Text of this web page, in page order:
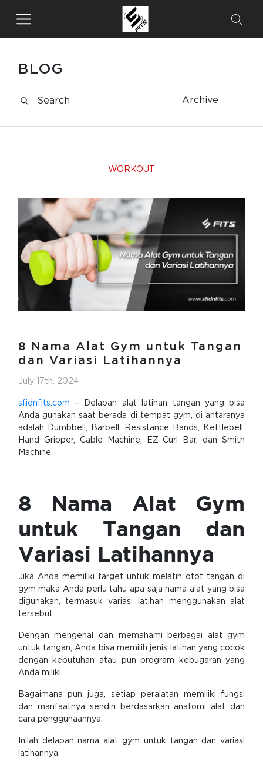
BLOG
Archive
WORKOUT
8 Nama Alat Gym untuk Tangan
dan Variasi Latihannya
July 17th, 2024
sfidnfits.com – Delapan alat latihan tangan yang bisa
Anda gunakan saat berada di tempat gym, di antaranya
adalah Dumbbell, Barbell, Resistance Bands, Kettlebell,
Hand Gripper, Cable Machine, EZ Curl Bar, dan Smith
Machine.
8 Nama Alat Gym
untuk Tangan dan
Variasi Latihannya
Jika Anda memiliki target untuk melatih otot tangan di
gym maka Anda perlu tahu apa saja nama alat yang bisa
digunakan, termasuk variasi latihan menggunakan alat
tersebut.
Dengan mengenal dan memahami berbagai alat gym
untuk tangan, Anda bisa memilih jenis latihan yang cocok
dengan kebutuhan atau pun program kebugaran yang
Anda miliki.
Bagaimana pun juga, setiap peralatan memiliki fungsi
dan manfaatnya sendiri berdasarkan anatomi alat dan
cara penggunaannya.
Inilah delapan nama alat gym untuk tangan dan variasi
latihannya: